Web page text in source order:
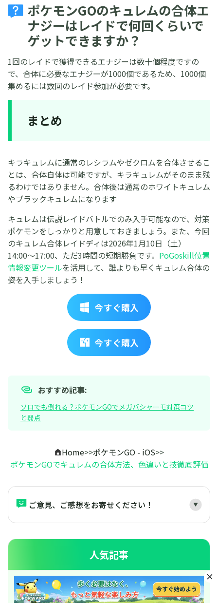
ポケモンGOのキュレムの合体エ
ナジーはレイドで何回くらいで
ゲットできますか？
1回のレイドで獲得できるエナジーは数十個程度ですの
で、合体に必要なエナジーが1000個であるため、1000個
集めるには数回のレイド参加が必要です。
まとめ
キラキュレムに通常のレシラムやゼクロムを合体させるこ
とは、合体自体は可能ですが、キラキュレムがそのまま残
るわけではありません。合体後は通常のホワイトキュレム
やブラックキュレムになります
キュレムは伝説レイドバトルでのみ入手可能なので、対策
ポケモンをしっかりと用意しておきましょう。また、今回
のキュレム合体レイドディは2026年1月10日（土）
14:00〜17:00、ただ3時間の短期勝負です。 PoGoskill位置
情報変更ツールを活用して、誰よりも早くキュレム合体の
姿を入手しましょう！
今すぐ購入
今すぐ購入
おすすめ記事:
ソロでも倒れる？ポケモンGOでメガバシャーモ対策コツ
と弱点
Home>>ポケモンGO - iOS>>
ポケモンGOでキュレムの合体方法、色違いと技徹底評価
ご意見、ご感想をお寄せください！
人気記事
【ポケモンGO】ズガドーンが強すぎる？色違い・